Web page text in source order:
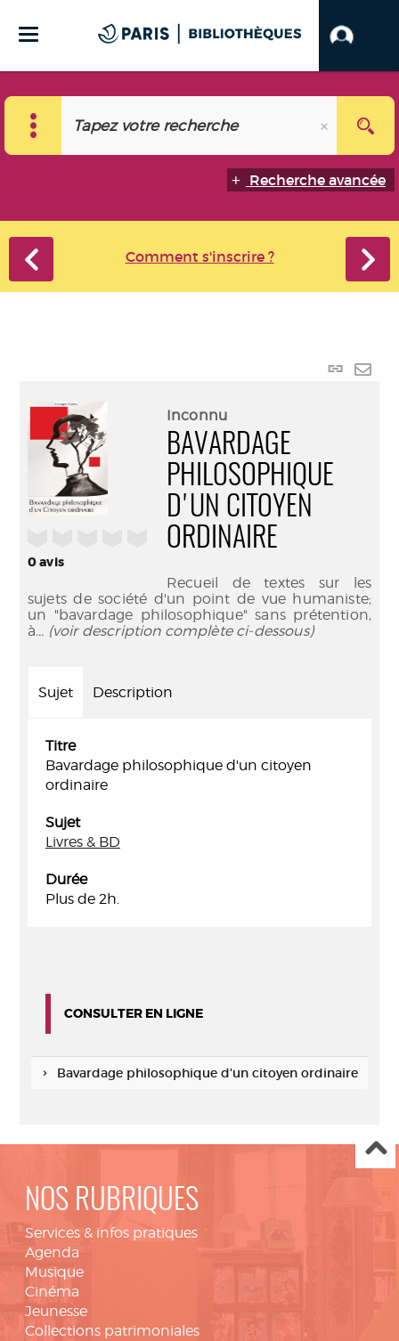
Recherche avancée
Comment s'inscrire ?
Lien
0avis
Inconnu
BAVARDAGE
PHILOSOPHIQUE
D'UN CITOYEN
ORDINAIRE
Recueil de textes sur les
sujets de société d'un point de vue humaniste;
un "bavardage philosophique" sans prétention,
à... (voir description complète ci-dessous)
Sujet Description
Titre
Bavardage philosophique d'un citoyen
ordinaire
Sujet
Livres & BD
Durée
Plus de 2h.
CONSULTER EN LIGNE
Bavardage philosophique d'un citoyen ordinaire
NOS RUBRIQUES
Services & infos pratiques
Agenda
Musique
Cinéma
Jeunesse
Collections patrimoniales